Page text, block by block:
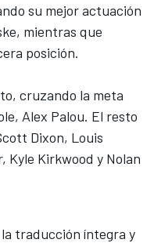
su mejor actuación
, mientras que
posición.
cruzando la meta
Alex Palou. El resto
Dixon, Louis
Kyle Kirkwood y Nolan
traducción íntegra y